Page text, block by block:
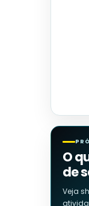
O
de
Veja